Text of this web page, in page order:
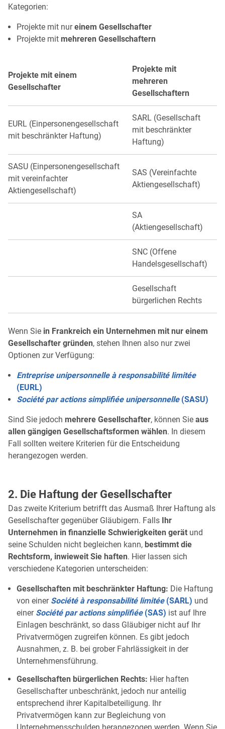
Kategorien:
Projekte mit nureinem Gesellschafter
Projekte mit mehreren Gesellschaftern
Projekte mit einem
Gesellschafter
Projekte mit
mehreren
Gesellschaftern
EURL (Einpersonengesellschaft
mit beschränkter Haftung)
SARL (Gesellschaft
mit beschränkter
Haftung)
SASU (Einpersonengesellschaft
mit vereinfachter
Aktiengesellschaft)
SAS (Vereinfachte
Aktiengesellschaft)
SA
(Aktiengesellschaft)
SNC (Offene
Handelsgesellschaft)
Gesellschaft
bürgerlichen Rechts
Wenn Sie in Frankreich ein Unternehmen mit nur einem
Gesellschafter gründen, stehen Ihnen also nur zwei
Optionen zur Verfügung:
Entreprise unipersonnelle à responsabilité limitée
(EURL)
Société par actions simplifiée unipersonnelle(SASU)
Sind Sie jedoch mehrere Gesellschafter, können Sie aus
allen gängigen Gesellschaftsformen wählen. In diesem
Fall sollten weitere Kriterien für die Entscheidung
herangezogen werden.
2. Die Haftung der Gesellschafter
Das zweite Kriterium betrifft das Ausmaß Ihrer Haftung als
Gesellschafter gegenüber Gläubigern. Falls Ihr
Unternehmen in finanzielle Schwierigkeiten gerät und
seine Schulden nicht begleichen kann, bestimmt die
Rechtsform, inwieweit Sie haften. Hier lassen sich
verschiedene Kategorien unterscheiden:
Gesellschaften mit beschränkter Haftung: Die Haftung
von einer Société à responsabilité limitée(SARL) und
einer Société par actions simplifiée(SAS) ist auf Ihre
Einlagen beschränkt, so dass Gläubiger nicht auf Ihr
Privatvermögen zugreifen können. Es gibt jedoch
Ausnahmen, z. B. bei grober Fahrlässigkeit in der
Unternehmensführung.
Gesellschaften bürgerlichen Rechts: Hier haften
Gesellschafter unbeschränkt, jedoch nur anteilig
entsprechend ihrer Kapitalbeteiligung. Ihr
Privatvermögen kann zur Begleichung von
Unternehmensschulden herangezogen werden. Wenn Sie